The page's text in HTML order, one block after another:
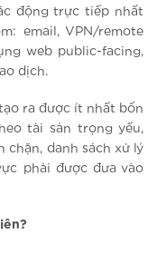
động trực tiếp nhất
email, VPN/remote
web public-facing,
dịch.
ra được ít nhất bốn
tài sản trọng yếu,
danh sách xử lý
phải được đưa vào